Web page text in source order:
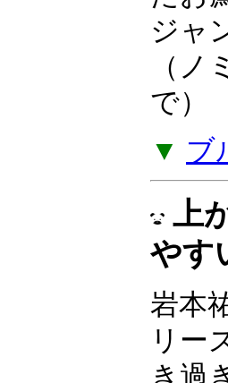
ア大
たお
い。
を掲
年1
▼ ブ
上
やす